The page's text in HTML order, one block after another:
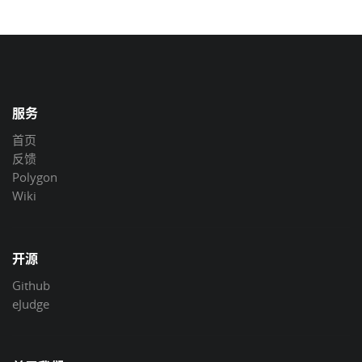
服务
首页
反馈
Polygon
Wiki
开源
Github
eJudge